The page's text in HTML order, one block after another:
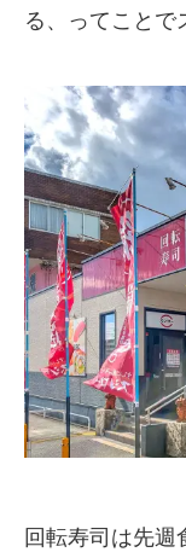
る、ってことで
回転寿司は先週